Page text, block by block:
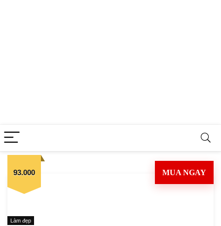
93.000 MUA NGAY
Làm đẹp